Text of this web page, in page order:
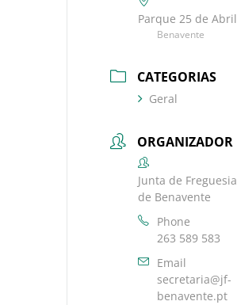
Parque 25 de Abril
Benavente
CATEGORIAS
Geral
ORGANIZADOR
Junta de Freguesia
de Benavente
Phone
263 589 583
Email
secretaria@jf-
benavente.pt